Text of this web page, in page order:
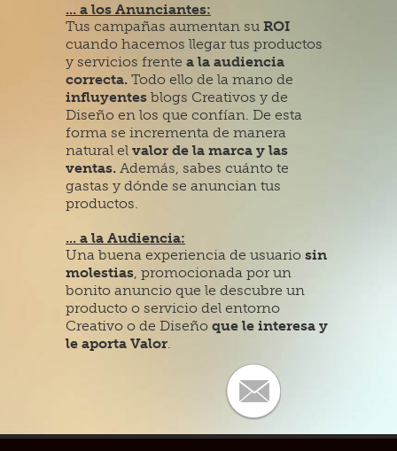
... a los Anunciantes:
Tus campañas aumentan su ROI
cuando hacemos llegar tus productos
y servicios frente a la audiencia
correcta. Todo ello de la mano de
influyentes blogs Creativos y de
Diseño en los que confían. De esta
forma se incrementa de manera
natural el valor de la marca y las
ventas. Además, sabes cuánto te
gastas y dónde se anuncian tus
productos.
... a la Audiencia:
Una buena experiencia de usuario sin
molestias, promocionada por un
bonito anuncio que le descubre un
producto o servicio del entorno
Creativo o de Diseño que le interesa y
le aporta Valor.